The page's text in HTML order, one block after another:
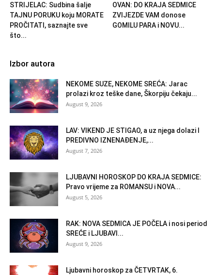
STRIJELAC: Sudbina šalje
TAJNU PORUKU koju MORATE
PROČITATI, saznajte sve
što...
OVAN: DO KRAJA SEDMICE
ZVIJEZDE VAM donose
GOMILU PARA i NOVU...
Izbor autora
NEKOME SUZE, NEKOME SREĆA: Jarac
prolazi kroz teške dane, Škorpiju čekaju...
August 9, 2026
LAV: VIKEND JE STIGAO, a uz njega dolazi I
PREDIVNO IZNENAĐENJE,...
August 7, 2026
LJUBAVNI HOROSKOP DO KRAJA SEDMICE:
Pravo vrijeme za ROMANSU i NOVA...
August 5, 2026
RAK: NOVA SEDMICA JE POČELA i nosi period
SREĆE i LJUBAVI...
August 9, 2026
Ljubavni horoskop za ČETVRTAK, 6.